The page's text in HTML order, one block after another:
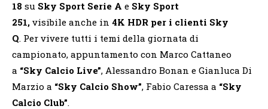
18 su Sky Sport Serie A e Sky Sport
251, visibile anche in 4K HDR per i clienti Sky
Q. Per vivere tutti i temi della giornata di
campionato, appuntamento con Marco Cattaneo
a “Sky Calcio Live”, Alessandro Bonan e Gianluca Di
Marzio a “Sky Calcio Show”, Fabio Caressa a “Sky
Calcio Club”.